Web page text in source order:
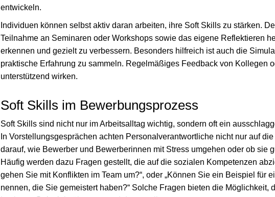
entwickeln.
Individuen können selbst aktiv daran arbeiten, ihre Soft Skills zu stärken.
Teilnahme an Seminaren oder Workshops sowie das eigene Reflektieren
erkennen und gezielt zu verbessern. Besonders hilfreich ist auch die
praktische Erfahrung zu sammeln. Regelmäßiges Feedback von Kollegen
unterstützend wirken.
Soft Skills im Bewerbungsprozess
Soft Skills sind nicht nur im Arbeitsalltag wichtig, sondern oft ein
In Vorstellungsgesprächen achten Personalverantwortliche nicht nur auf
darauf, wie Bewerber und Bewerberinnen mit Stress umgehen oder ob sie
Häufig werden dazu Fragen gestellt, die auf die sozialen Kompetenzen
gehen Sie mit Konflikten im Team um?“, oder „Können Sie ein Beispiel für
nennen, die Sie gemeistert haben?“ Solche Fragen bieten die Möglichkeit,